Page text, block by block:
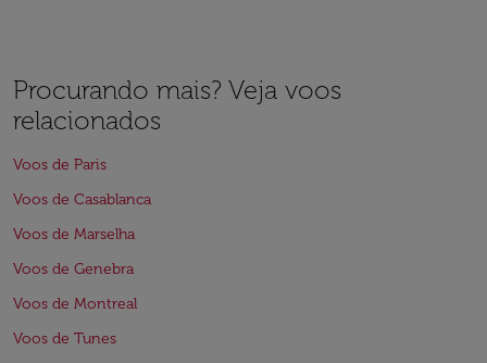
Procurando mais? Veja voos
relacionados
Voos de Paris
Voos de Casablanca
Voos de Marselha
Voos de Genebra
Voos de Montreal
Voos de Tunes